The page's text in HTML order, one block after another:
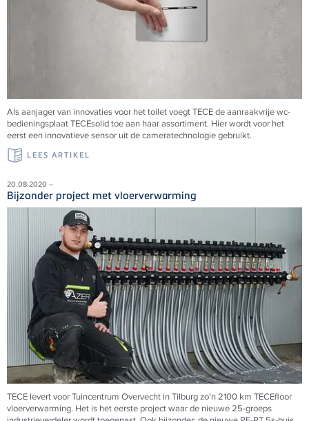
Als aanjager van innovaties voor het toilet voegtTECEde aanraakvrije wc-
bedieningsplaatTECEsolid toe aan haar assortiment. Hier wordt voor het
eerst een innovatieve sensor uit de cameratechnologie gebruikt.
LEES ARTIKEL
20.08.2020 –
Bijzonder project met vloerverwarming
TECE levert voor Tuincentrum Overvecht in Tilburg zo'n 2100 km TECEfloor
vloerverwarming. Het is het eerste project waar de nieuwe 25-groeps